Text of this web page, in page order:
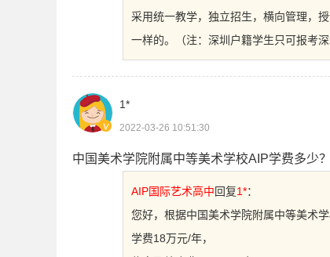
采用统一教学，独立招生，横向管理，
一样的。（注：深圳户籍学生只可报考深
1*
2022-03-26 10:51:30
中国美术学院附属中等美术学校AIP学费多少
AIP国际艺术高中回复1*：
您好，根据中国美术学院附属中等美术
学费18万元/年，